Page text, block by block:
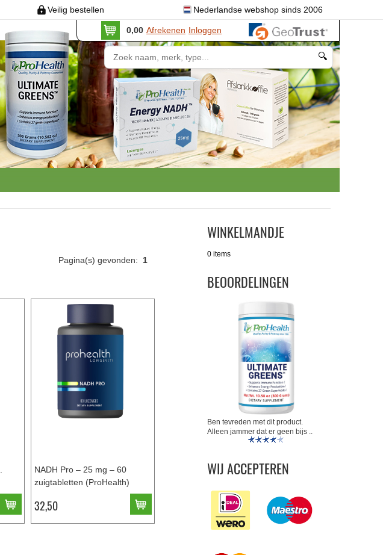
Veilig bestellen Nederlandse webshop sinds 2006
0,00 Afrekenen Inloggen
🔍
Pagina(s) gevonden: 1
NADH Pro – 25 mg – 60
zuigtabletten (ProHealth)
32,50
WINKELMANDJE
0 items
BEOORDELINGEN
Ben tevreden met dit product.
Alleen jammer dat er geen bijs ..
WIJ ACCEPTEREN